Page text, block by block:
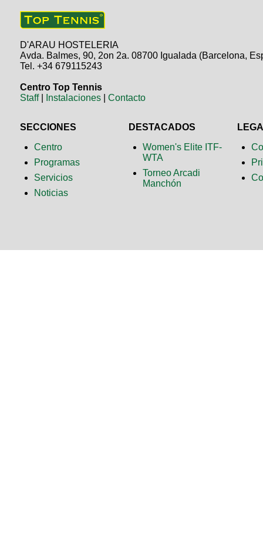
D'ARAU HOSTELERIA
Avda. Balmes, 90, 2on 2a. 08700 Igualada (Barcelona,
Tel. +34 679115243
Centro Top Tennis
Staff| Instalaciones |Contacto
SECCIONES
Centro
Programas
Servicios
Noticias
DESTACADOS
Women's Elite ITF-
WTA
Torneo Arcadi
Manchón